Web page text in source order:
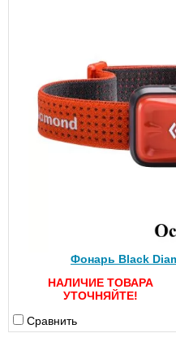
Фонарь Black
НАЛИЧИЕ ТОВАРА
УТОЧНЯЙТЕ!
Сравнить